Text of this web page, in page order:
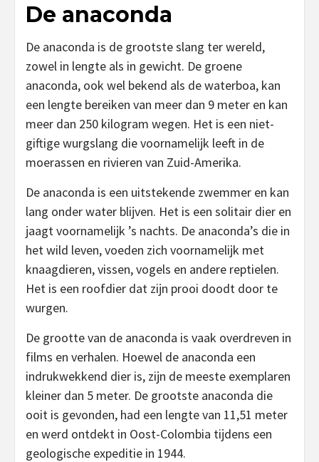
De anaconda
De anaconda is de grootste slang ter wereld,
zowel in lengte als in gewicht. De groene
anaconda, ook wel bekend als de waterboa, kan
een lengte bereiken van meer dan 9 meter en kan
meer dan 250 kilogram wegen. Het is een niet-
giftige wurgslang die voornamelijk leeft in de
moerassen en rivieren van Zuid-Amerika.
De anaconda is een uitstekende zwemmer en kan
lang onder water blijven. Het is een solitair dier en
jaagt voornamelijk ’s nachts. De anaconda’s die in
het wild leven, voeden zich voornamelijk met
knaagdieren, vissen, vogels en andere reptielen.
Het is een roofdier dat zijn prooi doodt door te
wurgen.
De grootte van de anaconda is vaak overdreven in
films en verhalen. Hoewel de anaconda een
indrukwekkend dier is, zijn de meeste exemplaren
kleiner dan 5 meter. De grootste anaconda die
ooit is gevonden, had een lengte van 11,51 meter
en werd ontdekt in Oost-Colombia tijdens een
geologische expeditie in 1944.